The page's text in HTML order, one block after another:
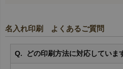
名入れ印刷 よくあるご質問
どの印刷方法に対応していま